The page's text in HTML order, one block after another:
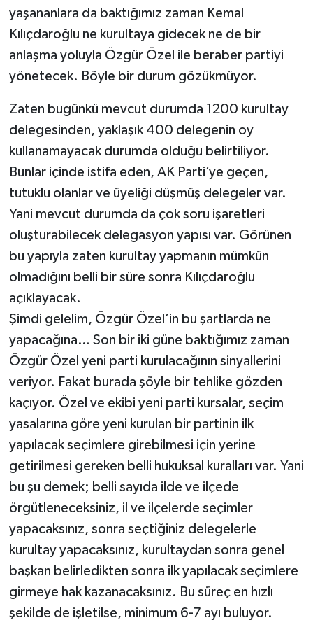
yaşananlara da baktığımız zaman Kemal
Kılıçdaroğlu ne kurultaya gidecek ne de bir
anlaşma yoluyla Özgür Özel ile beraber partiyi
yönetecek. Böyle bir durum gözükmüyor.
Zaten bugünkü mevcut durumda 1200 kurultay
delegesinden, yaklaşık 400 delegenin oy
kullanamayacak durumda olduğu belirtiliyor.
Bunlar içinde istifa eden, AK Parti’ye geçen,
tutuklu olanlar ve üyeliği düşmüş delegeler var.
Yani mevcut durumda da çok soru işaretleri
oluşturabilecek delegasyon yapısı var. Görünen
bu yapıyla zaten kurultay yapmanın mümkün
olmadığını belli bir süre sonra Kılıçdaroğlu
açıklayacak.
Şimdi gelelim, Özgür Özel’in bu şartlarda ne
yapacağına… Son bir iki güne baktığımız zaman
Özgür Özel yeni parti kurulacağının sinyallerini
veriyor. Fakat burada şöyle bir tehlike gözden
kaçıyor. Özel ve ekibi yeni parti kursalar, seçim
yasalarına göre yeni kurulan bir partinin ilk
yapılacak seçimlere girebilmesi için yerine
getirilmesi gereken belli hukuksal kuralları var. Yani
bu şu demek; belli sayıda ilde ve ilçede
örgütleneceksiniz, il ve ilçelerde seçimler
yapacaksınız, sonra seçtiğiniz delegelerle
kurultay yapacaksınız, kurultaydan sonra genel
başkan belirledikten sonra ilk yapılacak seçimlere
girmeye hak kazanacaksınız. Bu süreç en hızlı
şekilde de işletilse, minimum 6-7 ayı buluyor.